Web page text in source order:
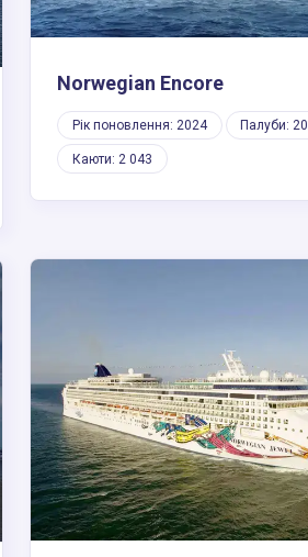
Norwegian Encore
Рік поновлення: 2024 Палуби: 20
Каюти: 2 043